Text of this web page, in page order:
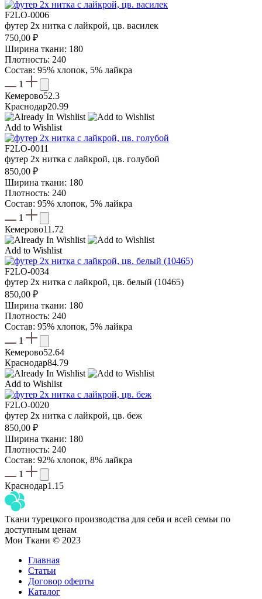
F2LO-0006
футер 2х нитка с лайкрой, цв. василек
750,00 ₽
Ширина ткани: 180
Плотность: 240
Состав: 95% хлопок, 5% лайкра
1
Кемерово52.3
Краснодар20.99
Add to Wishlist
F2LO-0011
футер 2х нитка с лайкрой, цв. голубой
850,00 ₽
Ширина ткани: 180
Плотность: 240
Состав: 95% хлопок, 5% лайкра
1
Кемерово11.72
Add to Wishlist
F2LO-0034
футер 2х нитка с лайкрой, цв. белый (10465)
850,00 ₽
Ширина ткани: 180
Плотность: 240
Состав: 95% хлопок, 5% лайкра
1
Кемерово52.64
Краснодар84.79
Add to Wishlist
F2LO-0020
футер 2х нитка с лайкрой, цв. беж
850,00 ₽
Ширина ткани: 180
Плотность: 240
Состав: 92% хлопок, 8% лайкра
1
Краснодар1.15
Ткани турецкого производства для себя и всей семьи по
доступным ценам
Мои Ткани © 2023
Главная
Статьи
Договор оферты
Каталог